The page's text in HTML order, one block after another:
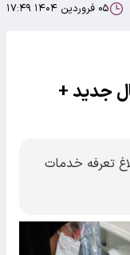
۰۵ فروردین ۱۴۰۴ ۱۷:۴۹
جدید +
تعرفه خدمات